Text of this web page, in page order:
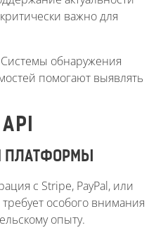
важно для
обнаружения
помогают выявлять
ПЛАТФОРМЫ
с Stripe, PayPal, или
особого внимания
опыту.